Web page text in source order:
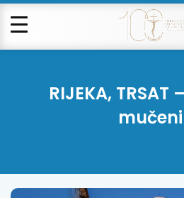
RIJEKA, TRSAT